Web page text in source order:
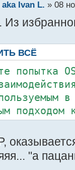
Ivan L. » 08
Из
ВСЁ
попытка
подходом
"а